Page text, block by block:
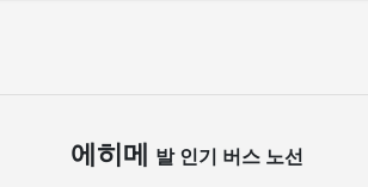
에히메 발 인기 버스 노선